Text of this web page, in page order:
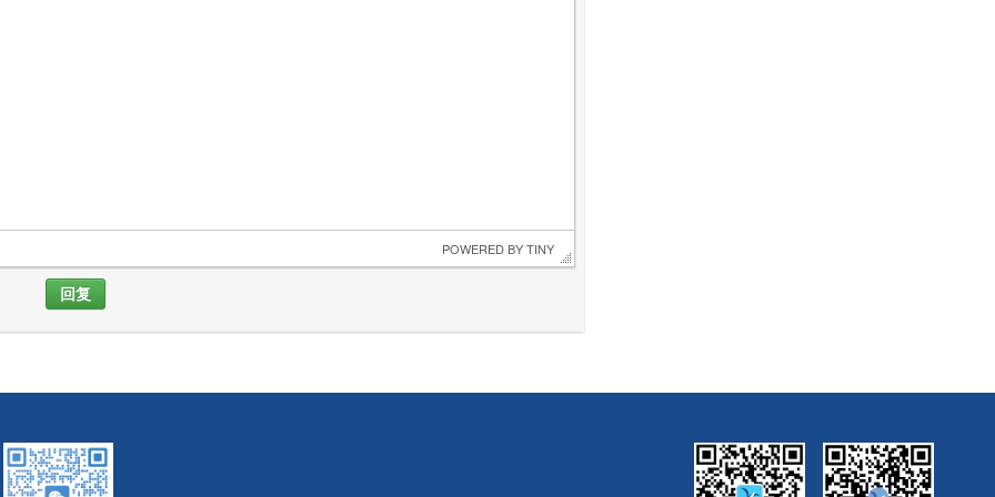
POWERED BY TINY
回复